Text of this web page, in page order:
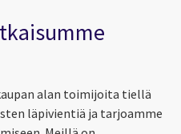
alan toimijoita tiellä
läpivientiä ja tarjoamme